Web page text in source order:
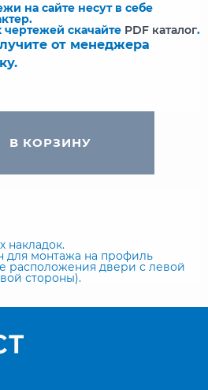
на сайте несут в себе
скачайте PDF каталог.
от менеджера
В КОРЗИНУ
накладок.
для монтажа на профиль
расположения двери с левой
стороны).